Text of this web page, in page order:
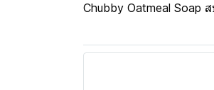
Chubby Oatmeal Soap